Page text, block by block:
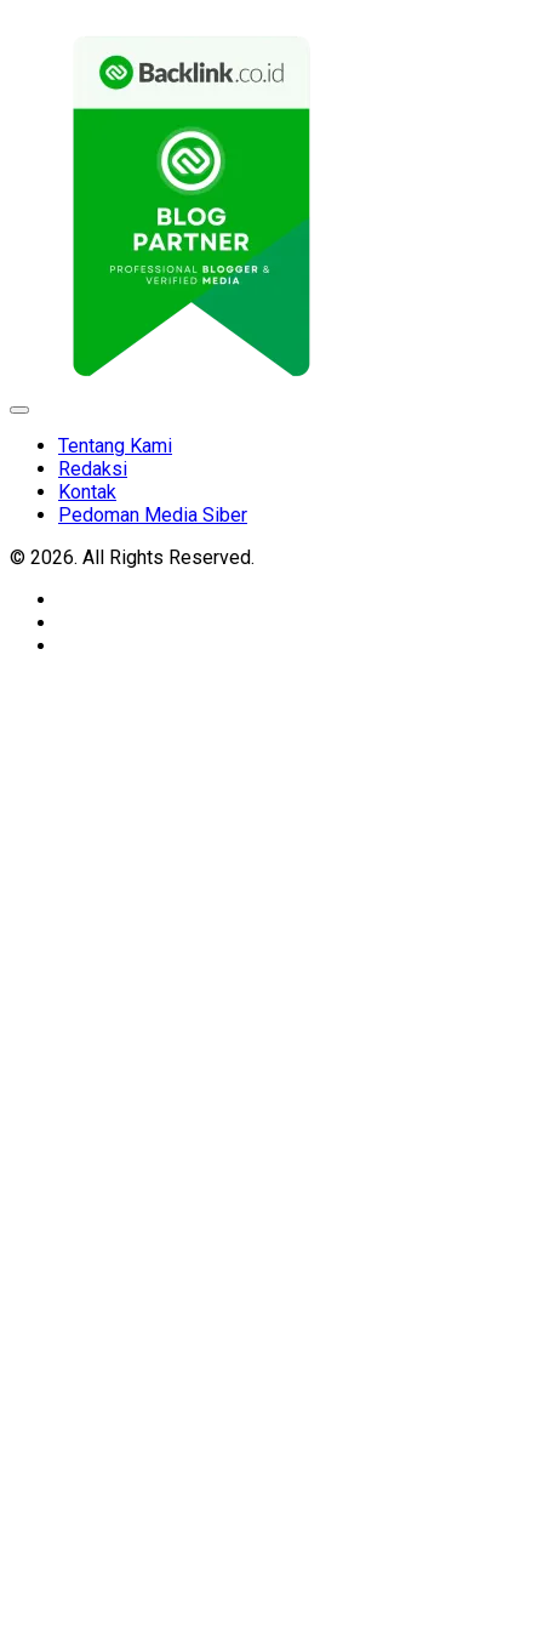
Expand
Tentang Kami
Redaksi
Kontak
Pedoman Media Siber
© 2026. All Rights Reserved.